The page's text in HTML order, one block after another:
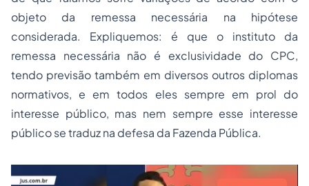
objeto da remessa necessária na hipótese
considerada. Expliquemos: é que o instituto da
remessa necessária não é exclusividade do CPC,
tendo previsão também em diversos outros diplomas
normativos, e em todos eles sempre em prol do
interesse público, mas nem sempre esse interesse
público se traduz na defesa da Fazenda Pública.